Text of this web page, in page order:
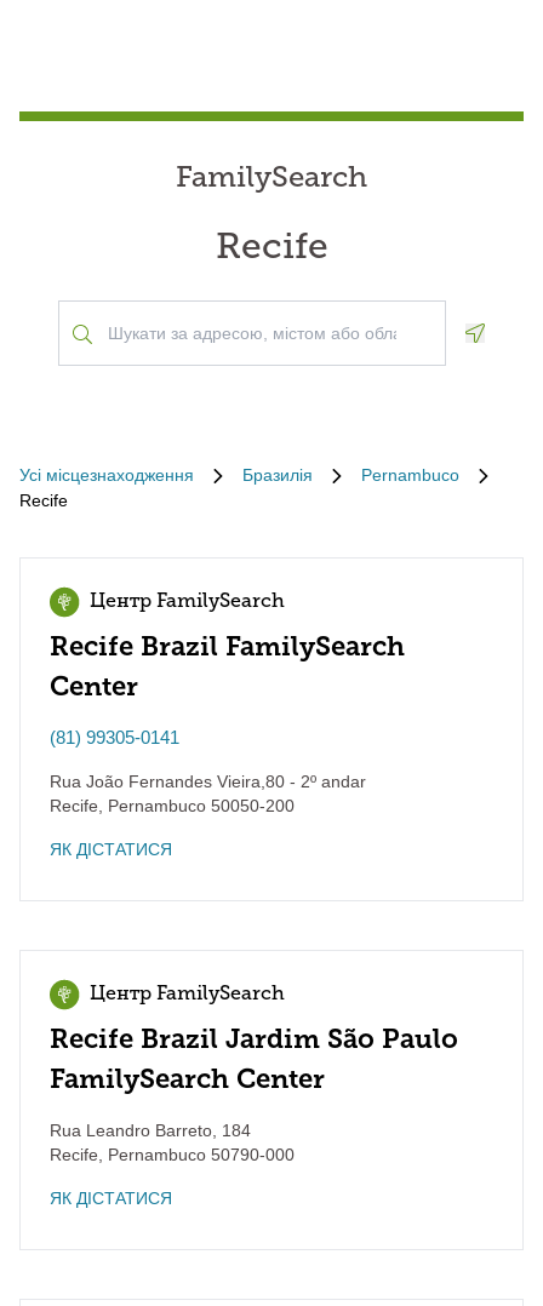
FamilySearch
Recife
Усі місцезнаходження Бразилія
Pernambuco
Recife
Центр FamilySearch
Recife Brazil FamilySearch
Center
(81) 99305-0141
Rua João Fernandes Vieira,80 - 2º andar
Recife
Pernambuco 50050-200
ЯК ДІСТАТИСЯ
Центр FamilySearch
Recife Brazil Jardim São Paulo
FamilySearch Center
Rua Leandro Barreto, 184
Recife
Pernambuco 50790-000
ЯК ДІСТАТИСЯ